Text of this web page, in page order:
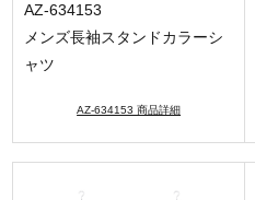
AZ-634153
メンズ長袖スタンドカラーシ
ャツ
AZ-634153 商品詳細